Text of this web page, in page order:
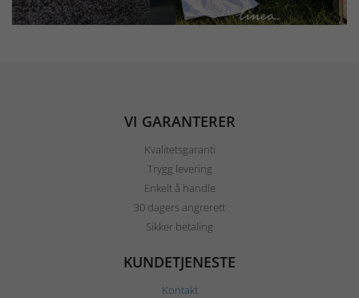
VI GARANTERER
Kvalitetsgaranti
Trygg levering
Enkelt å handle
30 dagers angrerett
Sikker betaling
KUNDETJENESTE
Kontakt